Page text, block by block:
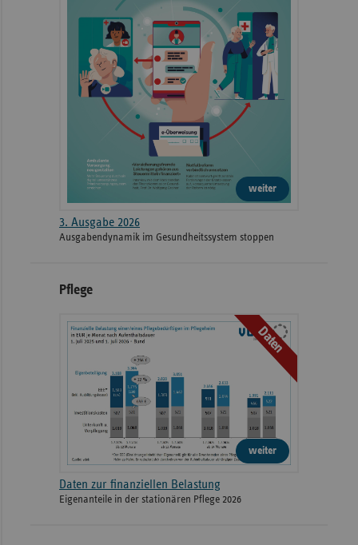
weiter
3. Ausgabe 2026
Ausgabendynamik im Gesundheitssystem stoppen
Pflege
Daten
weiter
Daten zur finanziellen Belastung
Eigenanteile in der stationären Pflege 2026